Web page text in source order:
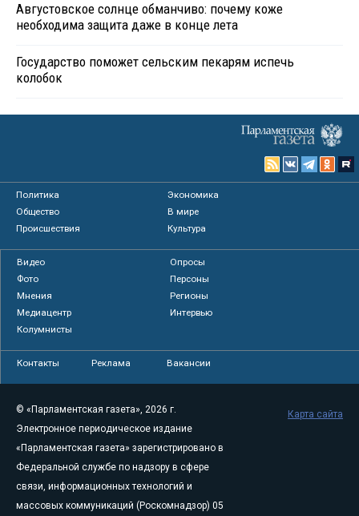
Августовское солнце обманчиво: почему коже
необходима защита даже в конце лета
Государство поможет сельским пекарям испечь
колобок
Политика
Экономика
Общество
В мире
Происшествия
Культура
Видео
Опросы
Фото
Персоны
Мнения
Регионы
Медиацентр
Интервью
Колумнисты
Контакты Реклама Вакансии
© «Парламентская газета», 2026 г.
Электронное периодическое издание
«Парламентская газета» зарегистрировано в
Федеральной службе по надзору в сфере
связи, информационных технологий и
массовых коммуникаций (Роскомнадзор) 05
Карта сайта